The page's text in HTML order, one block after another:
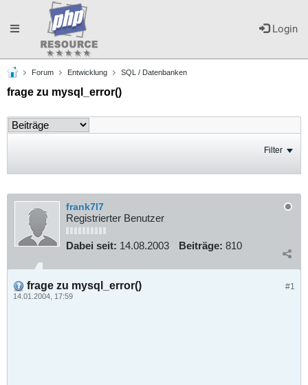
Login
Toggle
navigation
Forum Entwicklung SQL / Datenbanken
frage zu mysql_error()
Filter
frank7l7
Registrierter Benutzer
Dabei seit: 14.08.2003 Beiträge: 810
#1
frage zu mysql_error()
14.01.2004, 17:59